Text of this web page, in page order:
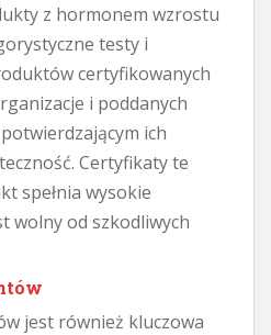
z hormonem wzrostu
testy i
certyfikowanych
i poddanych
ich
Certyfikaty te
spełnia wysokie
wolny od szkodliwych
jest również kluczowa